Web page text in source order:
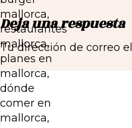
Deja una respuesta
Tu dirección de correo